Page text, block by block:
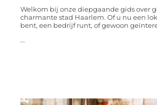
Welkom bij onze diepgaande gids over
charmante stad Haarlem. Of u nu een
bent, een bedrijf runt, of gewoon
...